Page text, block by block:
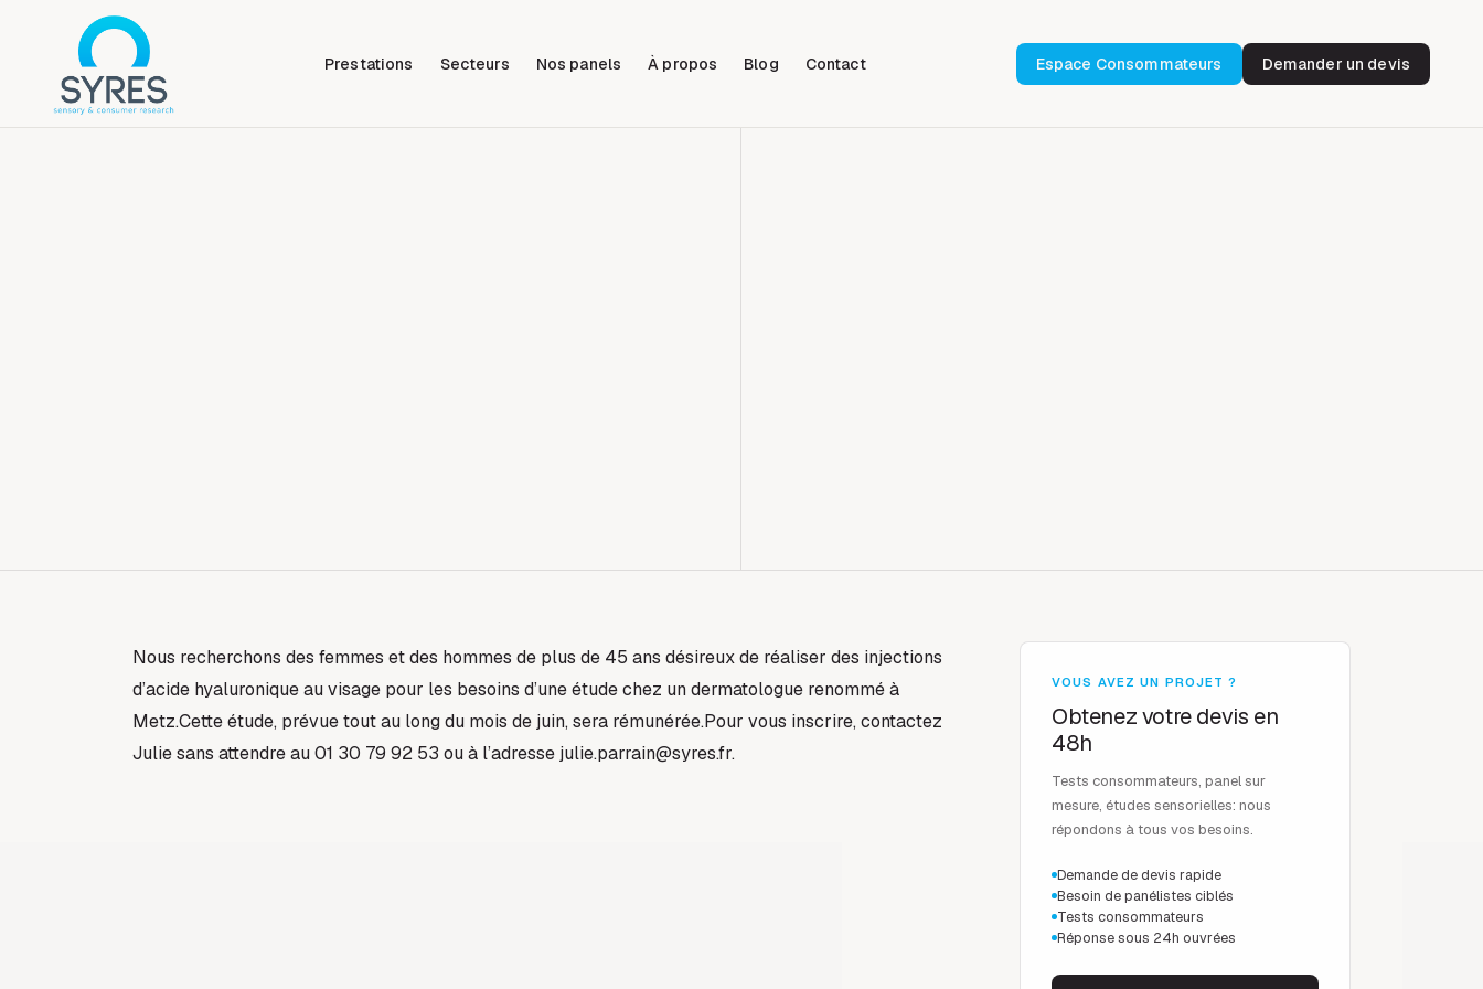
Prestations Secteurs Nos panels À propos Blog Contact Espace Consommateurs Demander un devis
Nous recherchons des femmes et des hommes de plus de 45 ans désireux de réaliser des injections
d’acide hyaluronique au visage pour les besoins d’une étude chez un dermatologue renommé à
Metz.Cette étude, prévue tout au long du mois de juin, sera rémunérée.Pour vous inscrire, contactez
Julie sans attendre au 01 30 79 92 53 ou à l’adresse julie.parrain@syres.fr.
VOUS AVEZ UN PROJET ?
Obtenez votre devis en
48h
Tests consommateurs, panel sur
mesure, études sensorielles: nous
répondons à tous vos besoins.
Demande de devis rapide
Besoin de panélistes ciblés
Tests consommateurs
Réponse sous 24h ouvrées